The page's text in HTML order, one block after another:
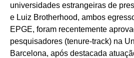
universidades estrangeiras de
e Luiz Brotherhood, ambos
EPGE, foram recentemente
pesquisadores (tenure-track) na
Barcelona, após destacada